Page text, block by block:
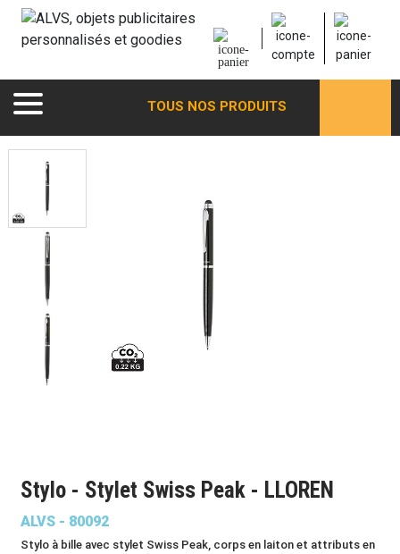
TOUS NOS PRODUITS
Stylo - Stylet Swiss Peak - LLOREN
ALVS - 80092
Stylo à bille avec stylet Swiss Peak, corps en laiton et attributs en